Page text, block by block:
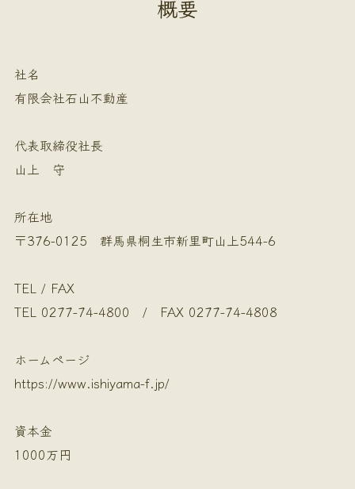
概要
社名
有限会社石山不動産
代表取締役社長
山上 守
所在地
〒376-0125 群馬県桐生市新里町山上544-6
TEL / FAX
TEL 0277-74-4800 / FAX 0277-74-4808
ホームページ
https://www.ishiyama-f.jp/
資本金
1000万円